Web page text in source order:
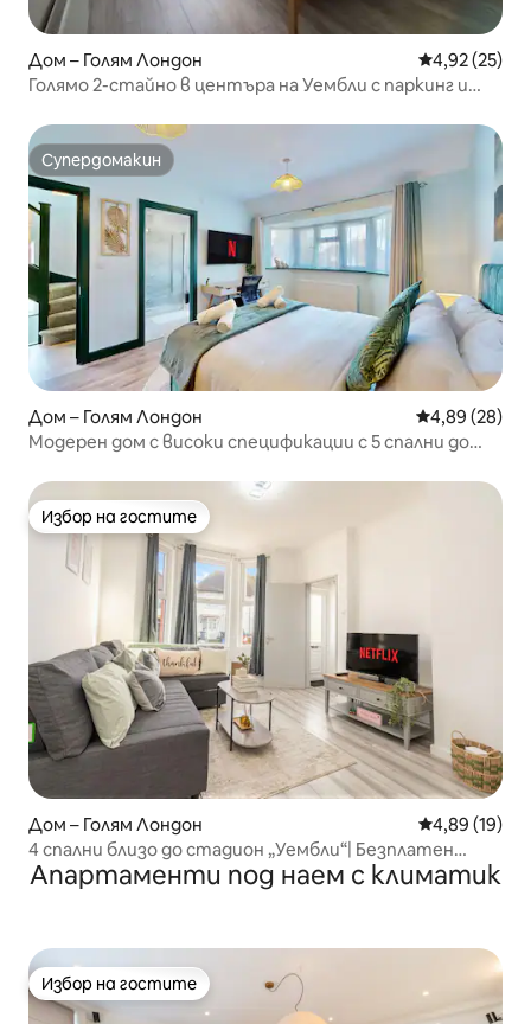
Дом – Голям Лондон Средна
4,92 (25)
Голямо 2-стайно в центъра на Уембли с паркинг и
Супердомакин
Супердомакин
Дом – Голям Лондон Средна
4,89 (28)
Модерен дом с високи спецификации с 5 спални до
Избор на гостите
Избор на гостите
Дом – Голям Лондон Средна
4,89 (19)
4 спални близо до стадион „Уембли“| Безплатен
паркинг
Апартаменти под наем с климатик
Избор на гостите
Избор на гостите